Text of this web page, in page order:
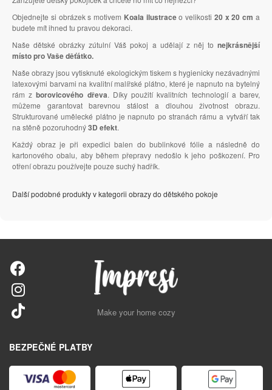
Objednejte si obrázek s motivem Koala ilustraceo velikosti 20 x 20 cm a
budete mít ihned tu pravou dekoraci.
Naše dětské obrázky zútulní Váš pokoj a udělají z něj to nejkrásnější
místo pro Vaše děťátko.
Naše obrazy jsou vytisknuté ekologickým tiskem s hygienicky nezávadnými
latexovými barvami na kvalitní malířské plátno, které je napnuto na bytelný
rám zborovicového dřeva. Díky použití kvalitních technologií a barev,
můžeme garantovat barevnou stálost a dlouhou životnost obrazu.
Strukturované umělecké plátno je napnuto po stranách rámu a vytváří tak
na stěně pozoruhodný3D efekt.
Každý obraz je při expedici balen do bublinkové fólie a následně do
kartonového obalu, aby během přepravy nedošlo k jeho poškození. Pro
otření obrazu používejte pouze suchý hadřík.
Další podobné produkty v kategorii obrazy do dětského pokoje
Make your home cozy
BEZPEČNÉ PLATBY